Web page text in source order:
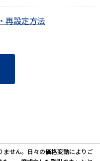
再設定方法
ません。日々の価格変動によりご